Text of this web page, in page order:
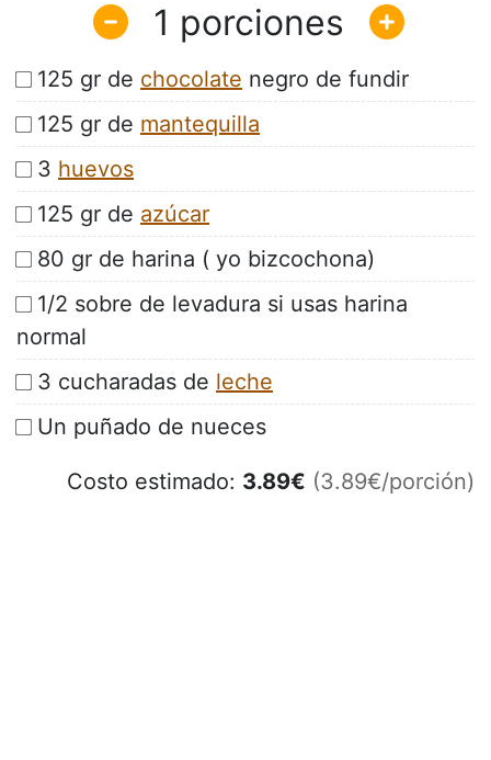
1
125 gr de chocolate negro de fundir
125 gr de mantequilla
3 huevos
125 gr de azúcar
80 gr de harina ( yo bizcochona)
1/2 sobre de levadura si usas harina
normal
3 cucharadas de leche
Un puñado de nueces
Costo estimado: 3.89€ (3.89€/porción)